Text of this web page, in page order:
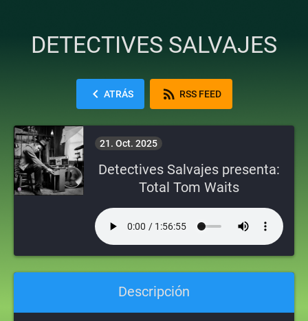
DETECTIVES SALVAJES
chevron_left ATRÁS rss_feed RSS FEED
21. Oct. 2025
Detectives Salvajes presenta:
Total Tom Waits
Descripción